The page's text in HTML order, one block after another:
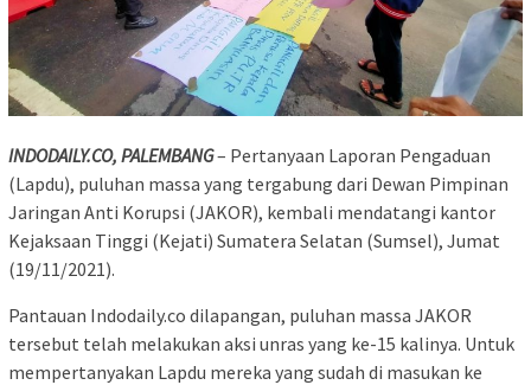
INDODAILY.CO, PALEMBANG– Pertanyaan Laporan Pengaduan
(Lapdu), puluhan massa yang tergabung dari Dewan Pimpinan
Jaringan Anti Korupsi (JAKOR), kembali mendatangi kantor
Kejaksaan Tinggi (Kejati) Sumatera Selatan (Sumsel), Jumat
(19/11/2021).
Pantauan Indodaily.co dilapangan, puluhan massa JAKOR
tersebut telah melakukan aksi unras yang ke-15 kalinya. Untuk
mempertanyakan Lapdu mereka yang sudah di masukan ke